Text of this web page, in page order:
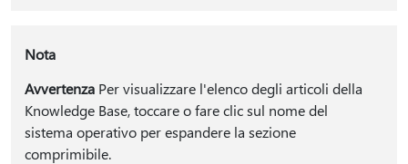
Nota
AvvertenzaPer visualizzare l'elenco degli articoli della
Knowledge Base, toccare o fare clic sul nome del
sistema operativo per espandere la sezione
comprimibile.